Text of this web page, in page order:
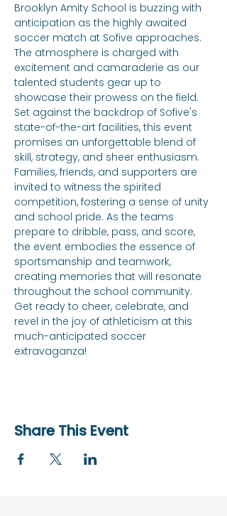
Brooklyn Amity School is buzzing with
anticipation as the highly awaited
soccer match at Sofive approaches.
The atmosphere is charged with
excitement and camaraderie as our
talented students gear up to
showcase their prowess on the field.
Set against the backdrop of Sofive's
state-of-the-art facilities, this event
promises an unforgettable blend of
skill, strategy, and sheer enthusiasm.
Families, friends, and supporters are
invited to witness the spirited
competition, fostering a sense of unity
and school pride. As the teams
prepare to dribble, pass, and score,
the event embodies the essence of
sportsmanship and teamwork,
creating memories that will resonate
throughout the school community.
Get ready to cheer, celebrate, and
revel in the joy of athleticism at this
much-anticipated soccer
extravaganza!
Share This Event